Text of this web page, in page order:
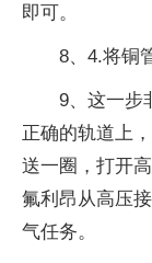
即可。
8、4.将铜
9、这一步
正确的轨道上
送一圈，打开
氟利昂从高压
气任务。